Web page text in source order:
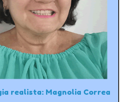
realista: Magnolia Correa